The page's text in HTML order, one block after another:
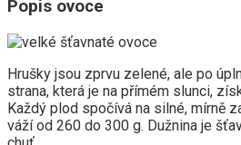
Popis ovoce
Hrušky jsou zprvu zelené, ale po
strana, která je na přímém slunci,
Každý plod spočívá na silné, mírně
váží od 260 do 300 g. Dužnina je